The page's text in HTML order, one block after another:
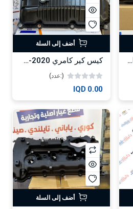
قبغ ولفات ايمن نيسان باترول 2010-HF
أضف إلى السلة
كيس كير كامري 2020-2023-HF
(:عدد)
0.00 IQD
أضف إلى السلة